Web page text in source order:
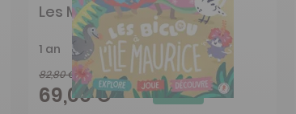
Les Mini Mondes 1 à 3 ans
1 an
82,80 €
69,00 € -17%